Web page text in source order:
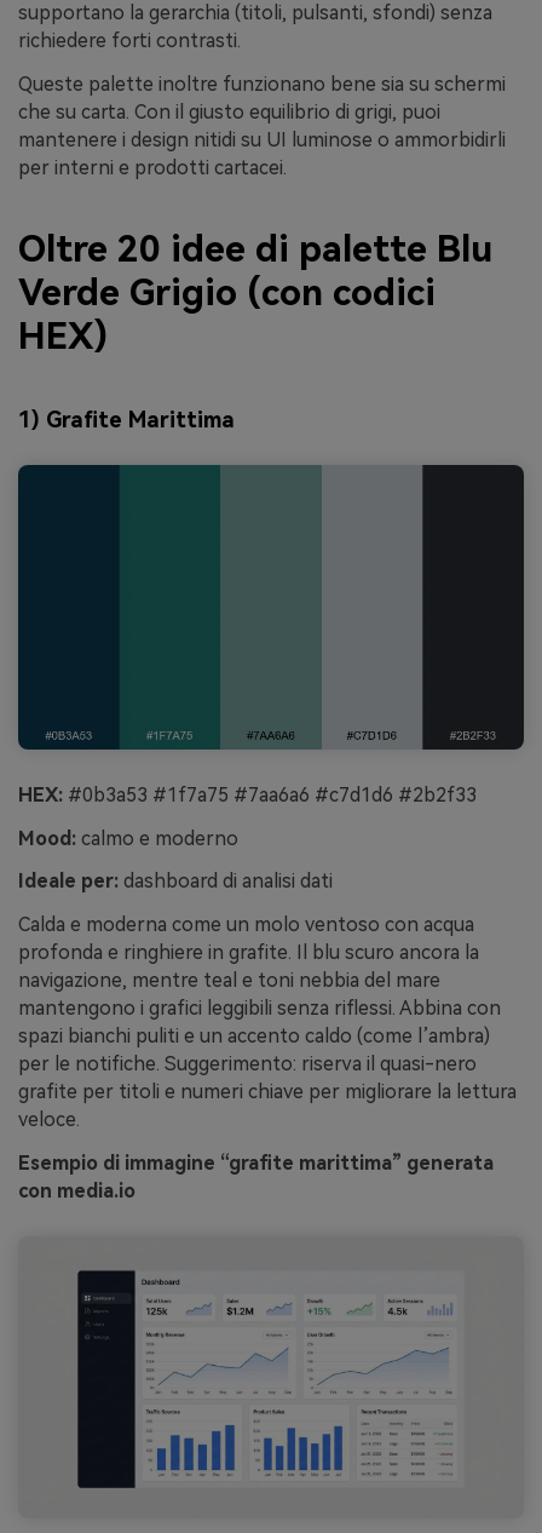
supportano la gerarchia (titoli, pulsanti, sfondi) senza
richiedere forti contrasti.
Queste palette inoltre funzionano bene sia su schermi
che su carta. Con il giusto equilibrio di grigi, puoi
mantenere i design nitidi su UI luminose o ammorbidirli
per interni e prodotti cartacei.
Oltre 20 idee di palette Blu
Verde Grigio (con codici
HEX)
1) Grafite Marittima
HEX: #0b3a53 #1f7a75 #7aa6a6 #c7d1d6 #2b2f33
Mood: calmo e moderno
Ideale per: dashboard di analisi dati
Calda e moderna come un molo ventoso con acqua
profonda e ringhiere in grafite. Il blu scuro ancora la
navigazione, mentre teal e toni nebbia del mare
mantengono i grafici leggibili senza riflessi. Abbina con
spazi bianchi puliti e un accento caldo (come l’ambra)
per le notifiche. Suggerimento: riserva il quasi-nero
grafite per titoli e numeri chiave per migliorare la lettura
veloce.
Esempio di immagine “grafite marittima” generata
con media.io